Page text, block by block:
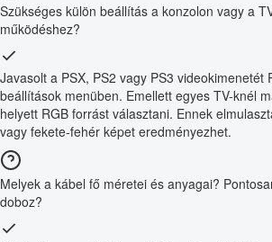
Szükséges külön beállítás a konzolon vagy a
működéshez?
Javasolt a PSX, PS2 vagy PS3 videokimenetét
beállítások menüben. Emellett egyes TV-knél
helyett RGB forrást választani. Ennek
vagy fekete-fehér képet eredményezhet.
Melyek a kábel fő méretei és anyagai?
doboz?